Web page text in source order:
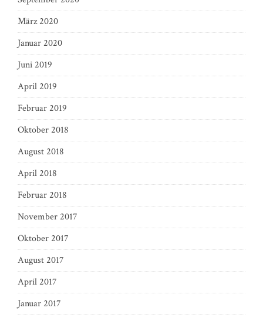
März 2020
Januar 2020
Juni 2019
April 2019
Februar 2019
Oktober 2018
August 2018
April 2018
Februar 2018
November 2017
Oktober 2017
August 2017
April 2017
Januar 2017